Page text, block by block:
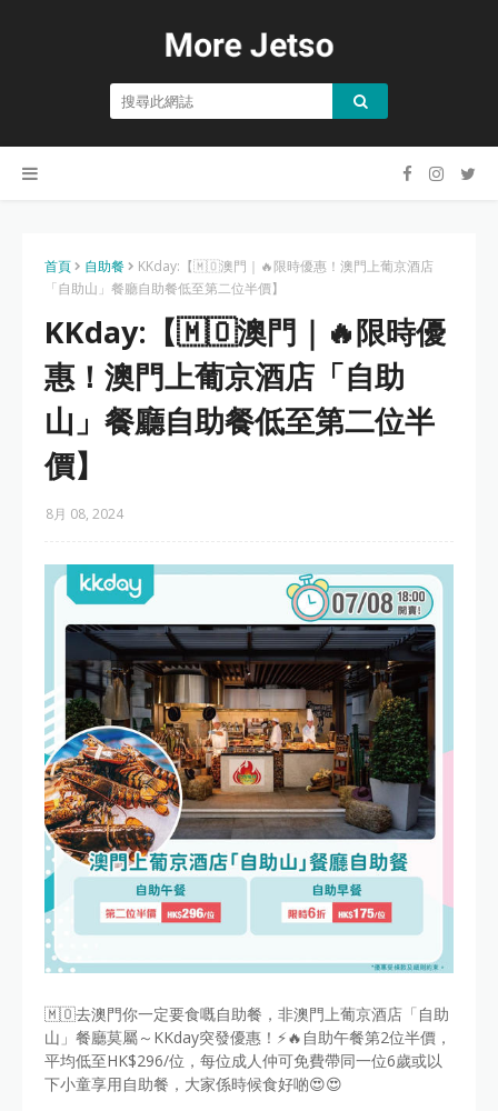
首頁 自助餐
KKday:【🇲🇴澳門｜🔥限時優惠！澳門上葡京酒店
「自助山」餐廳自助餐低至第二位半價】
KKday:【🇲🇴澳門｜🔥限時優
惠！澳門上葡京酒店「自助
山」餐廳自助餐低至第二位半
價】
8月 08, 2024
🇲🇴去澳門你一定要食嘅自助餐，非澳門上葡京酒店「自助
山」餐廳莫屬～KKday突發優惠！⚡🔥自助午餐第2位半價，
平均低至HK$296/位，每位成人仲可免費帶同一位6歲或以
下小童享用自助餐，大家係時候食好啲😍😍